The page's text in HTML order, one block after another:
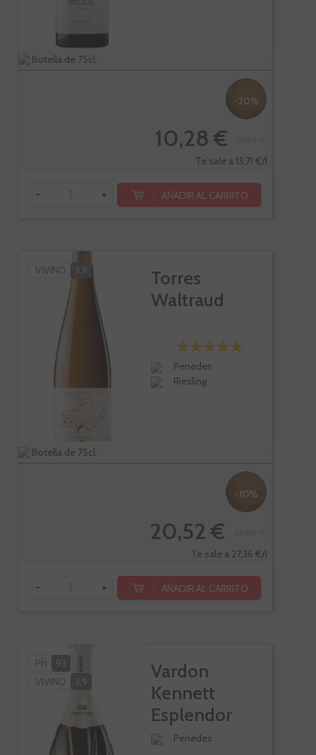
Botella de 75cl.
-20%
10,28 €
Te sale a 13,71 €/l
- + AÑADIR AL CARRITO
VIVINO 3,9
Torres
Waltraud
Penedes
Riesling
Botella de 75cl.
-10%
20,52 €
Te sale a 27,36 €/l
- + AÑADIR AL CARRITO
PÑ
93
VIVINO
3,9
Vardon
Kennett
Esplendor
Vintage
Penedes